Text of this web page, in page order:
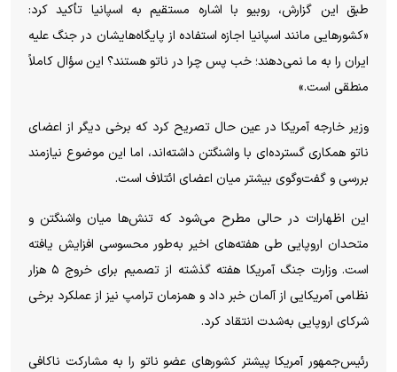
طبق این گزارش، روبیو با اشاره مستقیم به اسپانیا تأکید کرد:
«کشور‌هایی مانند اسپانیا اجازه استفاده از پایگاه‌هایشان در جنگ علیه
ایران را به ما نمی‌دهند؛ خب پس چرا در ناتو هستند؟ این سؤال کاملاً
منطقی است.»
وزیر خارجه آمریکا در عین حال تصریح کرد که برخی دیگر از اعضای
ناتو همکاری گسترده‌ای با واشنگتن داشته‌اند، اما این موضوع نیازمند
بررسی و گفت‌وگوی بیشتر میان اعضای ائتلاف است.
این اظهارات در حالی مطرح می‌شود که تنش‌ها میان واشنگتن و
متحدان اروپایی طی هفته‌های اخیر به‌طور محسوسی افزایش یافته
است. وزارت جنگ آمریکا هفته گذشته از تصمیم برای خروج ۵ هزار
نظامی آمریکایی از آلمان خبر داد و همزمان ترامپ نیز از عملکرد برخی
شرکای اروپایی به‌شدت انتقاد کرد.
رئیس‌جمهور آمریکا پیشتر کشور‌های عضو ناتو را به مشارکت ناکافی